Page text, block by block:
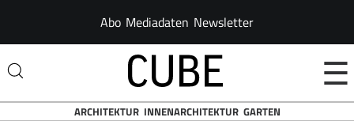
Abo Mediadaten Newsletter
☰
ARCHITEKTUR INNENARCHITEKTUR GARTEN